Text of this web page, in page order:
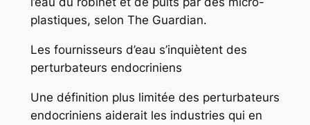
plastiques, selon The Guardian.
Les fournisseurs d’eau s’inquiètent des
perturbateurs endocriniens
Une définition plus limitée des perturbateurs
endocriniens aiderait les industries qui en